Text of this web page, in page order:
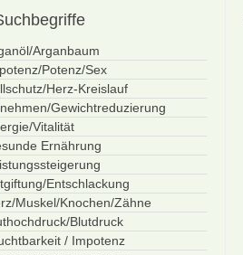
Arganbaum
Potenz/Sex
Herz-Kreislauf
Gewichtreduzierung
Vitalität
Ernährung
Entschlackung
Muskel/Knochen/Zähne
Blutdruck
/ Impotenz